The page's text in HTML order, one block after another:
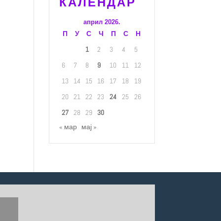
април 2026.
П У С Ч П С
Н
1
2 3 4
5
6
7 8 9 10 11
12
13
14 15 16 17 18
19
20
21 22 23 24 25
26
27 28 29
30
« мар мај »